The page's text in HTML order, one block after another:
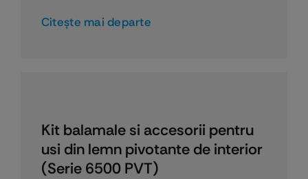
Citeşte mai departe
Kit balamale si accesorii pentru
usi din lemn pivotante de interior
(Serie 6500 PVT)